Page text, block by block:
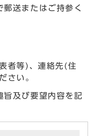
送またはご持参く
者等)、連絡先(住
さい。
旨及び要望内容を記